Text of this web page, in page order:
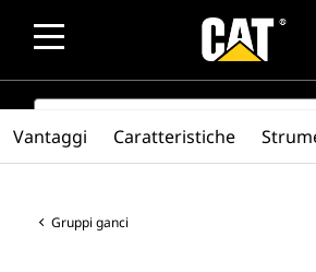
SEARCH
Gruppi ganci
Vantaggi Caratteristiche